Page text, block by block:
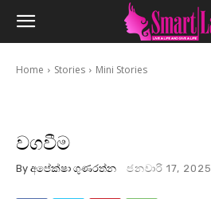
Home Stories Mini Stories
වගවීම
By අපේක්ෂා ගුණරත්න ජනවාරි 17, 2025